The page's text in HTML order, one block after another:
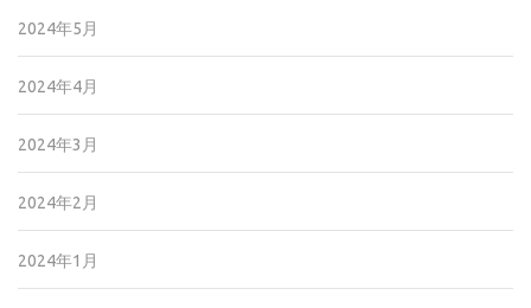
2024年5月
2024年4月
2024年3月
2024年2月
2024年1月